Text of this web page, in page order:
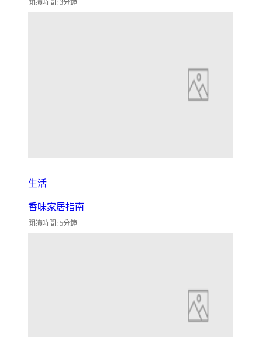
閱讀時間: 3分鐘
生活
香味家居指南
閱讀時間: 5分鐘